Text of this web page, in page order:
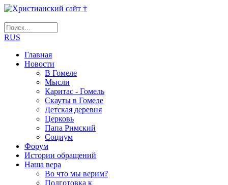
RUS
Главная
Новости
В Гомеле
Мысли
Каритас - Гомель
Скауты в Гомеле
Детская деревня
Церковь
Папа Римский
Социум
Форум
Истории обращений
Наша вера
Во что мы верим?
Подготовка к